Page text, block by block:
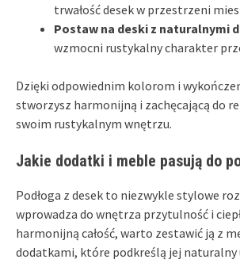
trwałość desek w przestrzeni
Postaw na deski z naturalnymi
wzmocni rustykalny charakter
Dzięki odpowiednim kolorom i
stworzysz harmonijną i zachęcającą do
swoim rustykalnym wnętrzu.
Jakie dodatki i meble pasują do
Podłoga z desek to niezwykle stylowe
wprowadza do wnętrza przytulność i
harmonijną całość, warto zestawić ją z
dodatkami, które podkreślą jej naturalny